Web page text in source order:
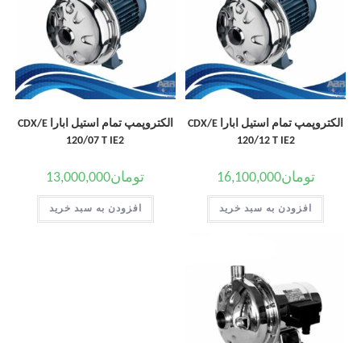
الکتروپمپ تمام استیل ابارا CDX/E
120/12 T IE2
تومان16,100,000
افزودن به سبد خرید
الکتروپمپ تمام استیل ابارا CDX/E
120/07 T IE2
تومان13,000,000
افزودن به سبد خرید